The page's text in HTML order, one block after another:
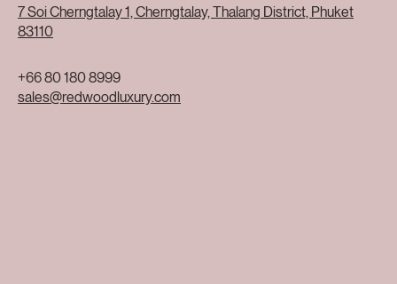
7 Soi Cherngtalay 1, Cherngtalay, Thalang District, Phuket
83110
+66 80 180 8999
sales@redwoodluxury.com